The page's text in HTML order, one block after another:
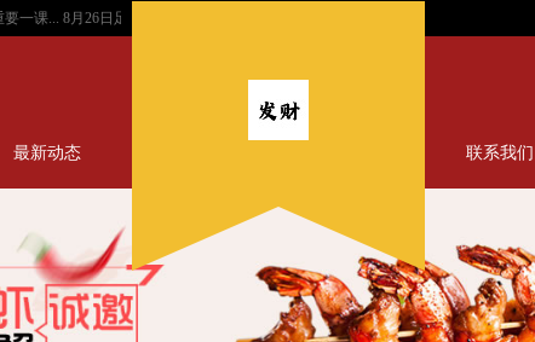
课... 8月26日足球赛事扫盘, 哈马比主场不败, 尤文捍卫客场!...
最新动态 联系我们